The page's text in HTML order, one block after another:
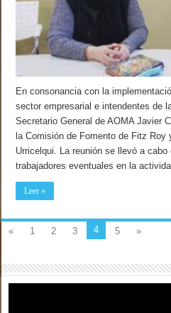
En consonancia con la
sector empresarial e intendentes de
Secretario General de AOMA Javier
la Comisión de Fomento de Fitz Roy
Urricelqui. La reunión se llevó a
trabajadores eventuales en la
Leer »
« 1 2 3 4 5 »